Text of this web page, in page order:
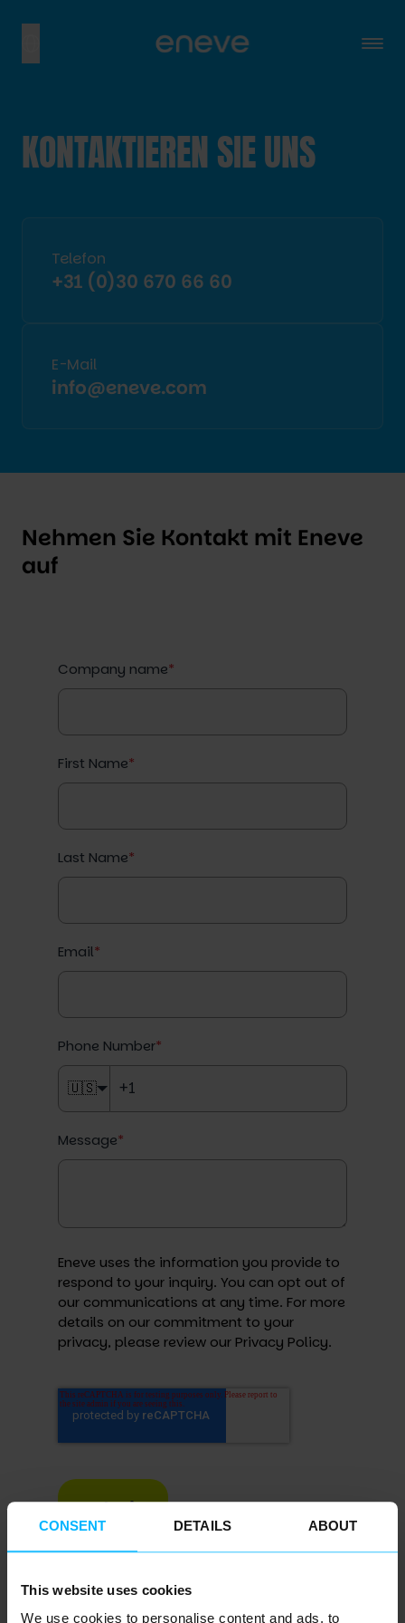
CONSENT DETAILS ABOUT
This website uses cookies
We use cookies to personalise content and ads, to
KONTAKTIEREN SIE UNS
Telefon
+31 (0)30 670 66 60
E-Mail
info@eneve.com
Nehmen Sie Kontakt mit Eneve
auf
Company name*
First Name*
Last Name*
Email*
Phone Number*
🇺🇸
Message*
Eneve uses the information you provide to
respond to your inquiry. You can opt out of
our communications at any time. For more
details on our commitment to your
privacy, please review our Privacy Policy.
Submit